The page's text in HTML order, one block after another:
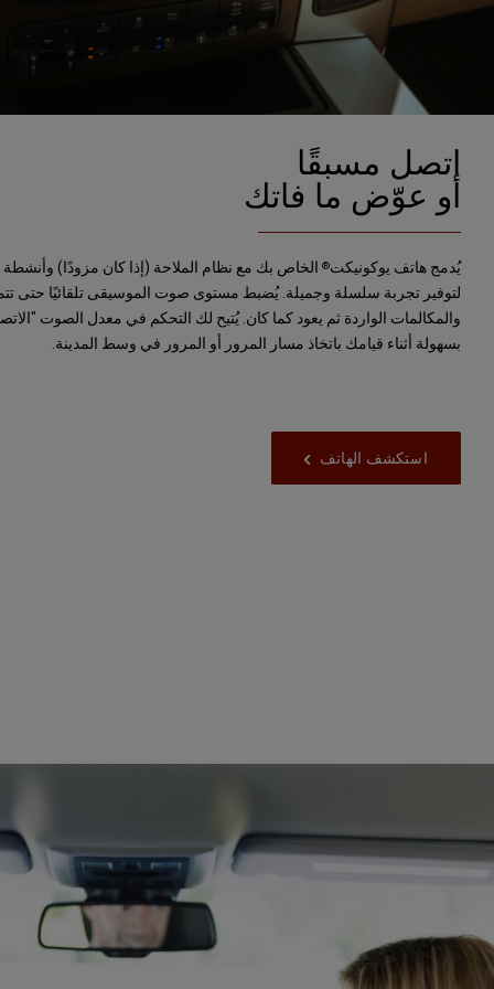
اتصل مسبقًا
أو عوّض ما فاتك
يُدمج هاتف يوكونيكت® الخاص بك مع نظام الملاحة (إذا كان مزودًا) وأنشطة
لتوفير تجربة سلسلة وجميلة. يُضبط مستوى صوت الموسيقى تلقائيًا حتى
والمكالمات الواردة ثم يعود كما كان. يُتيح لك التحكم في معدل الصوت
بسهولة أثناء قيامك باتخاذ مسار المرور أو المرور في وسط المدينة.
استكشف الهاتف